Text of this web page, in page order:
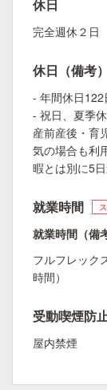
休日
完全週休２日
休日（備考）
- 年間休日
- 祝日、夏季
産前産後・育
気の場合も利
暇とは別に5
就業時間
就業時間（備
フルフレック
時間）
受動喫煙防
屋内禁煙